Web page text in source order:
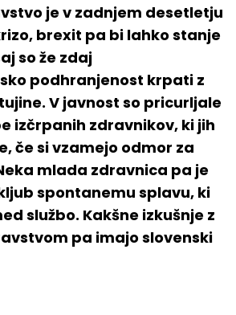
je v zadnjem desetletju
brexit pa bi lahko stanje
so že zdaj
podhranjenost krpati z
V javnost so pricurljale
izčrpanih zdravnikov, ki jih
če si vzamejo odmor za
mlada zdravnica pa je
spontanemu splavu, ki
službo. Kakšne izkušnje z
pa imajo slovenski